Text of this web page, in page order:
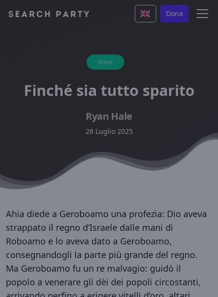
Dona
Band
Finché sia tutto sparito
Ryan Hale
28 Luglio 2025
Ahia diede a Geroboamo una profezia: Dio aveva
strappato il regno d’Israele dalle mani di
Roboamo e lo aveva dato a Geroboamo,
consegnandogli la parte più grande del regno.
Ma Geroboamo fu un re malvagio: guidò il
popolo a venerare gli dèi dei popoli circostanti,